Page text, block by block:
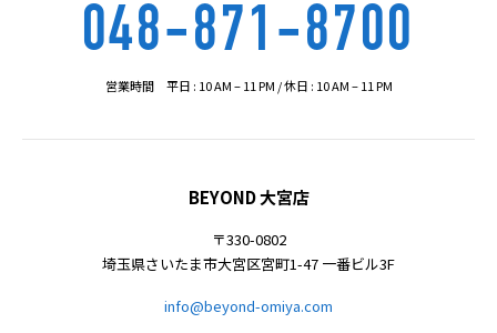
048-871-8700
営業時間 平日 : 10 AM – 11 PM / 休日 : 10 AM – 11 PM
BEYOND 大宮店
〒330-0802
埼玉県さいたま市大宮区宮町1-47 一番ビル3F
info@beyond-omiya.com